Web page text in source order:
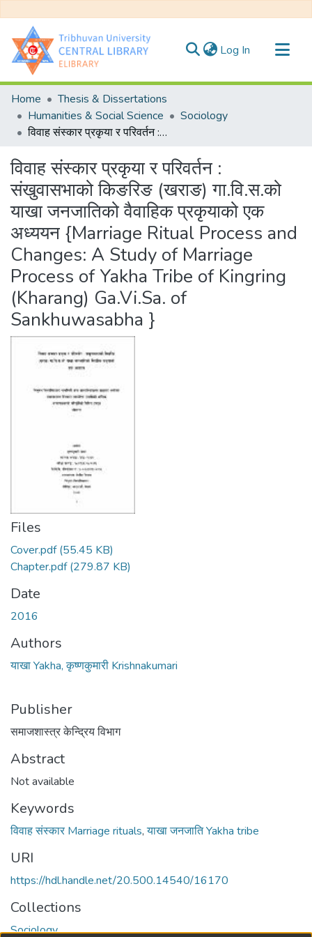
Log In (current)
Communities & Collections
All of DSpace
Statistics
Home
Thesis & Dissertations
Humanities & Social Science
Sociology
विवाह संस्कार प्रकृया र परिवर्तन : संखुवासभाको किङरिङ (खराङ) गा.वि.स.को याखा जनजातिको वैवाहिक प्रकृयाको एक अध्ययन {Marriage Ritual Process and Changes: A Study of Marriage Process of Yakha Tribe of Kingring (Kharang) Ga.Vi.Sa. of Sankhuwasabha }
विवाह संस्कार प्रकृया र परिवर्तन :
संखुवासभाको किङरिङ (खराङ) गा.वि.स.को
याखा जनजातिको वैवाहिक प्रकृयाको एक
अध्ययन {Marriage Ritual Process and
Changes: A Study of Marriage
Process of Yakha Tribe of Kingring
(Kharang) Ga.Vi.Sa. of
Sankhuwasabha }
Files
Cover.pdf(55.45 KB)
Chapter.pdf(279.87 KB)
Date
2016
Authors
याखा Yakha, कृष्णकुमारी Krishnakumari
Publisher
समाजशास्त्र केन्द्रिय विभाग
Abstract
Not available
Keywords
विवाह संस्कार Marriage rituals,याखा जनजाति Yakha tribe
URI
https://hdl.handle.net/20.500.14540/16170
Collections
Sociology